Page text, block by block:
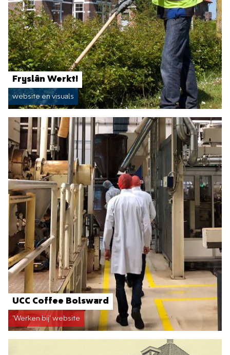
Fryslân Werkt!
website en visuals
UCC Coffee Bolsward
'Werken bij' website